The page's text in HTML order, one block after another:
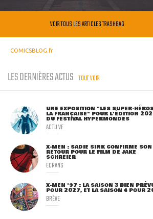
VOIR TOUS LES ARTICLES TRASHBAG
COMICSBLOG.fr
LES DERNIÈRES ACTUS TOUT VOIR
UNE EXPOSITION "LES SUPER-
LA FRANÇAISE" POUR L'ÉDITION
DU FESTIVAL HYPERMONDES
ACTU VF
X-MEN : SADIE SINK CONFIRME SON
RETOUR POUR LE FILM DE JAKE
SCHREIER
ECRANS
X-MEN '97 : LA SAISON 3 BIEN
POUR 2027, ET LA SAISON 4 POUR
BRÈVE